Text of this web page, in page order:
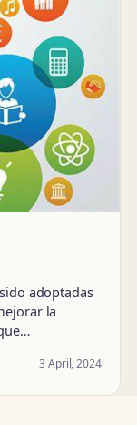
adoptadas
la
3 April, 2024